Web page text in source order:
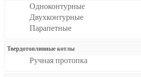
Одноконтурные
Двухконтурные
Парапетные
Твердотопливные котлы
Ручная протопка